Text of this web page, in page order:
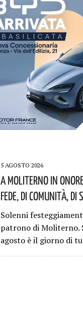
5 AGOSTO 2026
A Moliterno In
Fede, Di Comunità,
Solenni
patrono di Moliterno.
agosto è il giorno di